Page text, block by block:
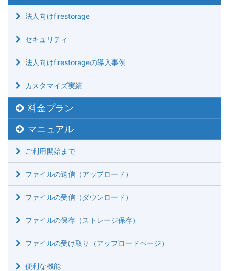
法人向けfirestorage
セキュリティ
法人向けfirestorageの導入事例
カスタマイズ実績
料金プラン
マニュアル
ご利用開始まで
ファイルの送信（アップロード）
ファイルの受信（ダウンロード）
ファイルの保存（ストレージ保存）
ファイルの受け取り（アップロードページ）
便利な機能